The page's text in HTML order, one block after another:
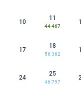
10
11
44 467
17
18
56 362
24
25
46 797